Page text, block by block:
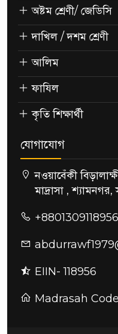
অষ্টম শ্রেণী/ জেডিসি
দাখিল / দশম শ্রেণী
আলিম
ফাযিল
কৃতি শিক্ষার্থী
যোগাযোগ
নওয়াবেঁকী
মাদ্রাসা , শ্যামনগর,
+8801309118956
EIIN- 118956
Madrasah Code